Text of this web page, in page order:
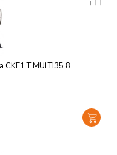
T MULTI35 8